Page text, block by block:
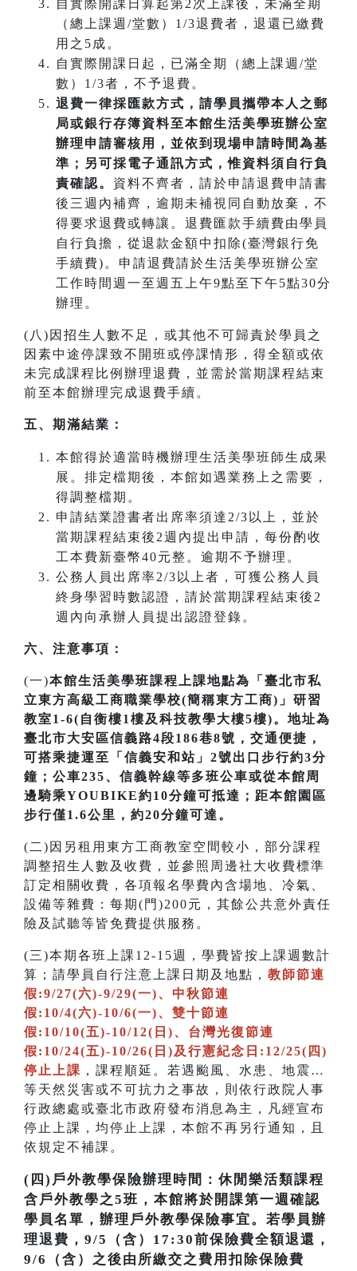
自實際開課日算起第2次上課後，未滿全期
（總上課週/堂數）1/3退費者，退還已繳費
用之5成。
自實際開課日起，已滿全期（總上課週/堂
數）1/3者，不予退費。
退費一律採匯款方式，請學員攜帶本人之郵
局或銀行存簿資料至本館生活美學班辦公室
辦理申請審核用，並依到現場申請時間為基
準；另可採電子通訊方式，惟資料須自行負
責確認。 資料不齊者，請於申請退費申請書
後三週內補齊，逾期未補視同自動放棄，不
得要求退費或轉讓。退費匯款手續費由學員
自行負擔，從退款金額中扣除(臺灣銀行免
手續費)。申請退費請於生活美學班辦公室
工作時間週一至週五上午9點至下午5點30分
辦理。
(八)因招生人數不足，或其他不可歸責於學員之
因素中途停課致不開班或停課情形，得全額或依
未完成課程比例辦理退費，並需於當期課程結束
前至本館辦理完成退費手續。
五、期滿結業：
本館得於適當時機辦理生活美學班師生成果
展。排定檔期後，本館如遇業務上之需要，
得調整檔期。
申請結業證書者出席率須達2/3以上，並於
當期課程結束後2週內提出申請，每份酌收
工本費新臺幣40元整。逾期不予辦理。
公務人員出席率2/3以上者，可獲公務人員
終身學習時數認證，請於當期課程結束後2
週內向承辦人員提出認證登錄。
六、注意事項：
(一)本館生活美學班課程上課地點為「臺北市私
立東方高級工商職業學校(簡稱東方工商)」研習
教室1-6(自衡樓1樓及科技教學大樓5樓)。地址為
臺北市大安區信義路4段186巷8號，交通便捷，
可搭乘捷運至「信義安和站」2號出口步行約3分
鐘；公車235、信義幹線等多班公車或從本館周
邊騎乘YOUBIKE約10分鐘可抵達；距本館園區
步行僅1.6公里，約20分鐘可達。
(二)因另租用東方工商教室空間較小，部分課程
調整招生人數及收費，並參照周邊社大收費標準
訂定相關收費，各項報名學費內含場地、冷氣、
設備等雜費：每期(門)200元，其餘公共意外責任
險及試聽等皆免費提供服務。
(三)本期各班上課12-15週，學費皆按上課週數計
算；請學員自行注意上課日期及地點， 教師節連
假:9/27(六)-9/29(一)、中秋節連
假:10/4(六)-10/6(一)、雙十節連
假:10/10(五)-10/12(日)、台灣光復節連
假:10/24(五)-10/26(日)及行憲紀念日:12/25(四)
停止上課 ，課程順延。若遇颱風、水患、地震…
等天然災害或不可抗力之事故，則依行政院人事
行政總處或臺北市政府發布消息為主，凡經宣布
停止上課，均停止上課，本館不再另行通知，且
依規定不補課。
(四)戶外教學保險辦理時間：休閒樂活類課程
含戶外教學之5班，本館將於開課第一週確認
學員名單，辦理戶外教學保險事宜。若學員辦
理退費，9/5（含）17:30前保險費全額退還，
9/6（含）之後由所繳交之費用扣除保險費